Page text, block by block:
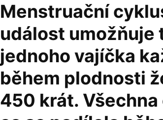
Menstruační
událost umožňuje
jednoho vajíčka
během plodnosti
450 krát.